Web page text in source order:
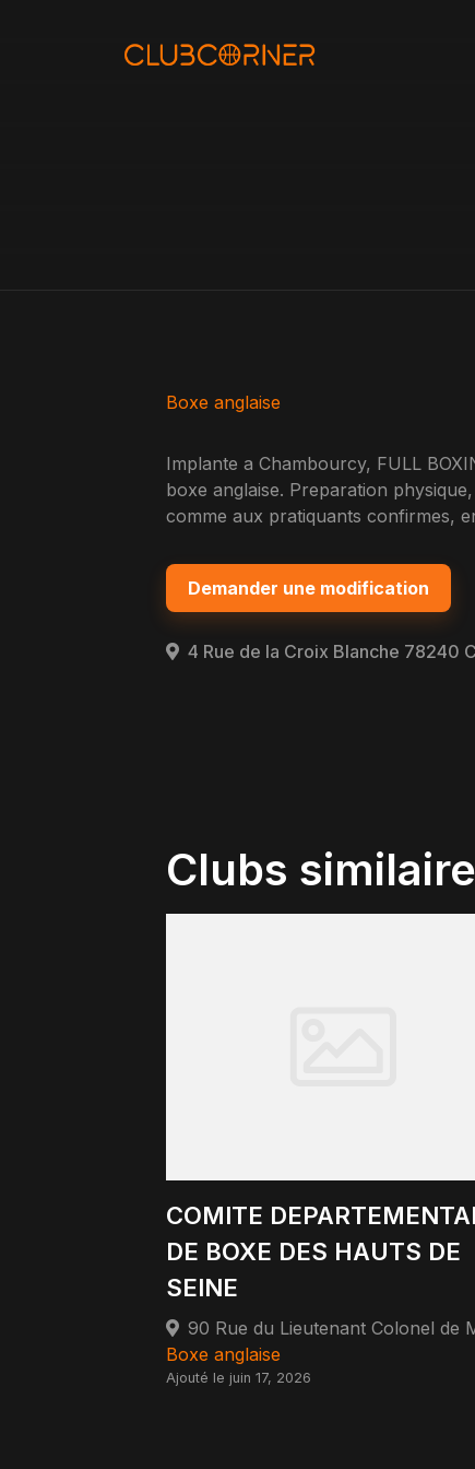
Boxe anglaise
Implante a Chambourcy, FULL
boxe anglaise. Preparation
comme aux pratiquants confirmes,
Demander une modification
4 Rue de la Croix Blanche 78240
Clubs
COMITE
DE BOXE DES HAUTS DE
SEINE
Boxe anglaise
Ajouté le juin 17, 2026